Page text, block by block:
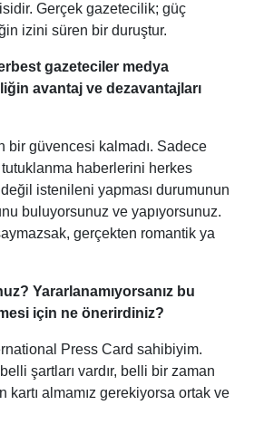
Gerçek gazetecilik; güç
izini süren bir duruştur.
gazeteciler medya
avantaj ve dezavantajları
bir güvencesi kalmadı. Sadece
tutuklanma haberlerini herkes
istenileni yapması durumunun
buluyorsunuz ve yapıyorsunuz.
gerçekten romantik ya
Yararlanamıyorsanız bu
için ne önerirdiniz?
Press Card sahibiyim.
şartları vardır, belli bir zaman
kartı almamız gerekiyorsa ortak ve